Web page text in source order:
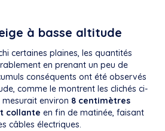
à basse altitude
certaines plaines, les quantités
en prenant un peu de
conséquents ont été observés
comme le montrent les clichés ci-
mesurait environ 8 centimètres
collante en fin de matinée, faisant
câbles électriques.